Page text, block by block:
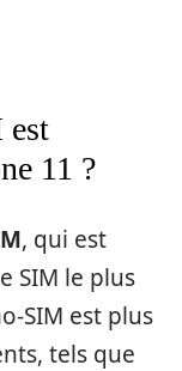
est
11 ?
, qui est
SIM le plus
SIM est plus
tels que